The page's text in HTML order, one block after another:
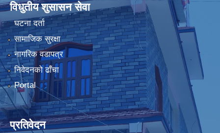
विधुतीय शुसासन सेवा
घटना दर्ता
सामाजिक सुरक्षा
नागरिक वडापत्र
निवेदनको ढाँचा
Portal
प्रतिवेदन